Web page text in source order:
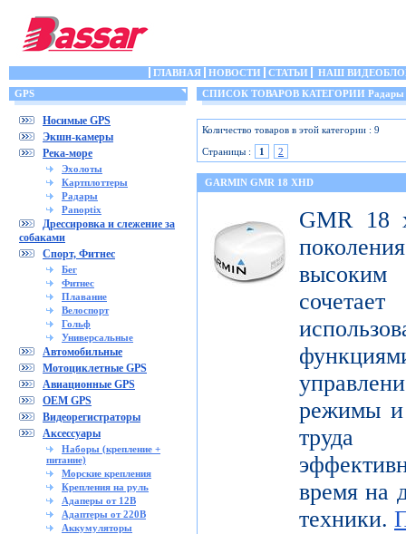
ГЛАВНАЯ НОВОСТИ СТАТЬИ
НАШ
GPS
Носимые GPS
Экшн-камеры
Река-море
Эхолоты
Картплоттеры
Радары
Panoptix
Дрессировка и слежение за
собаками
Спорт, Фитнес
Бег
Фитнес
Плавание
Велоспорт
Гольф
Универсальные
Автомобильные
Мотоциклетные GPS
Авиационные GPS
OEM GPS
Видеорегистраторы
Аксессуары
Наборы (крепление +
питание)
Морские крепления
Крепления на руль
Адаперы от 12В
Адаптеры от 220В
Аккумуляторы
СПИСОК ТОВАРОВ КАТЕГОРИИ Радары
Количество товаров в этой категории : 9
Страницы :
1 2
GARMIN GMR 18 XHD
GMR 18
высоким
режимы и
труда
время на
техники.